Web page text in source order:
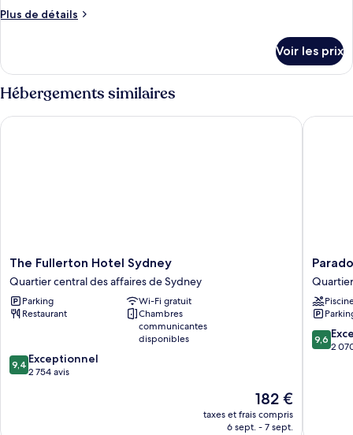
Plus de détails
Plus
le
type
de
Chambre
Voir les prix
Hébergements similaires
The
Fullerton
Hotel
Sydney
Quartier
affaires
de
The Fullerton Hotel Sydney
Quartier central des affaires de Sydney
Parking
Wi-Fi gratuit
Restaurant
Chambres
communicantes
disponibles
9.4
sur
9,4 Exceptionnel
2 754 avis
Le
nouveau
prix
182 €
taxes et frais compris
6 sept. - 7 sept.
The Fullerton Hotel Sydney
Paradox
Sydney
Quartier
central
des
affaires
de
9.6
sur
9,6
2
Paradox